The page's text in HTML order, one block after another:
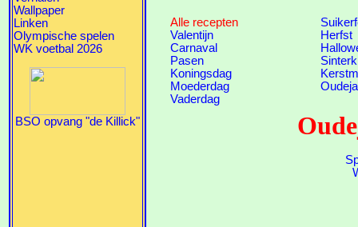
Wallpaper
Linken
Olympische spelen
WK voetbal 2026
BSO opvang "de Killick"
Alle recepten
Valentijn
Carnaval
Pasen
Koningsdag
Moederdag
Vaderdag
Herfst